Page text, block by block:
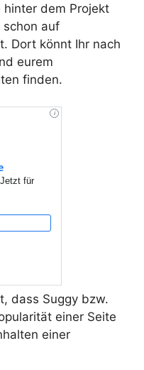
hinter dem Projekt
auf
Dort könnt Ihr nach
eurem
finden.
dass Suggy bzw.
einer Seite
einer